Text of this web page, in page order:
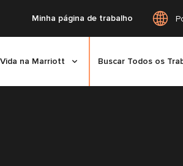
Minha página de trabalho
Vida na Marriott Buscar Todos os